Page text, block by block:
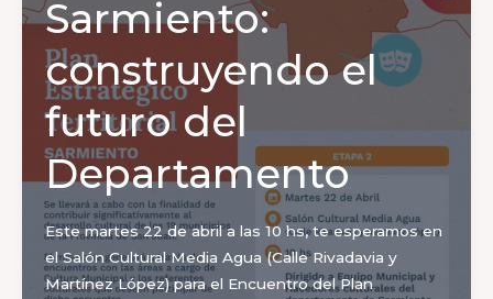
Sarmiento:
construyendo el
futuro del
Departamento
Este martes 22 de abril a las 10 hs, te esperamos en
el Salón Cultural Media Agua (Calle Rivadavia y
Martínez López) para el Encuentro del Plan